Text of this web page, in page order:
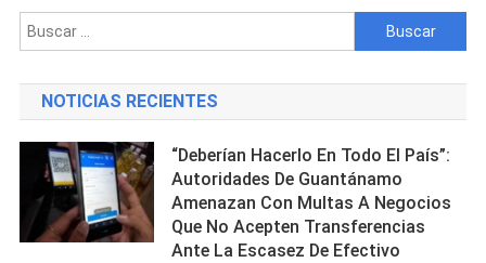
Holguín
Tras
La
Auto
El
Que
Buscar:
NOTICIAS RECIENTES
“Deberían Hacerlo En Todo El País”:
Autoridades De Guantánamo
Amenazan Con Multas A Negocios
Que No Acepten Transferencias
Ante La Escasez De Efectivo